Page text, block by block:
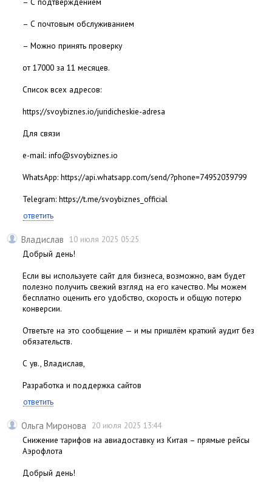
– С почтовым обслуживанием
– Можно принять проверку
от 17000 за 11 месяцев.
Список всех адресов:
https://svoybiznes.io/juridicheskie-adresa
Для связи
e-mail: info@svoybiznes.io
WhatsApp: https://api.whatsapp.com/send/?phone=74952039799
Telegram: https://t.me/svoybiznes_official
ответить
Владислав 10 июля 2025 05:25
Добрый день!
Если вы используете сайт для бизнеса, возможно, вам будет
полезно получить свежий взгляд на его качество. Мы можем
бесплатно оценить его удобство, скорость и общую потерю
конверсии.
Ответьте на это сообщение — и мы пришлём краткий аудит без
обязательств.
С ув., Владислав,
Разработка и поддержка сайтов
ответить
Ольга Миронова
20 июля 2025 13:44
Снижение тарифов на авиадоставку из Китая – прямые рейсы
Аэрофлота
Добрый день!